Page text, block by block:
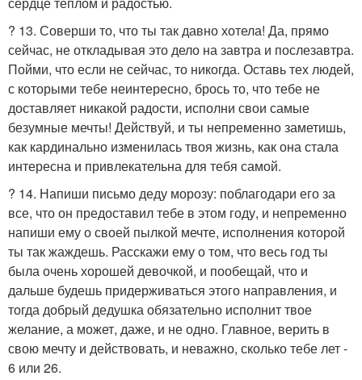
? 13. Соверши то, что ты так давно хотела! Да, прямо
сейчас, не откладывая это дело на завтра и послезавтра.
Пойми, что если не сейчас, то никогда. Оставь тех людей,
с которыми тебе неинтересно, брось то, что тебе не
доставляет никакой радости, исполни свои самые
безумные мечты! Действуй, и ты непременно заметишь,
как кардинально изменилась твоя жизнь, как она стала
интересна и привлекательна для тебя самой.
? 14. Напиши письмо деду морозу: поблагодари его за
все, что он предоставил тебе в этом году, и непременно
напиши ему о своей пылкой мечте, исполнения которой
ты так жаждешь. Расскажи ему о том, что весь год ты
была очень хорошей девочкой, и пообещай, что и
дальше будешь придерживаться этого направления, и
тогда добрый дедушка обязательно исполнит твое
желание, а может, даже, и не одно. Главное, верить в
свою мечту и действовать, и неважно, сколько тебе лет -
6 или 26.